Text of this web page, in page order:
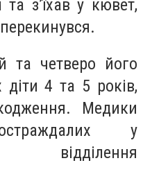
зʼїхав у кювет,
та четверо його
діти 4 та 5 років,
Медики
у
відділення